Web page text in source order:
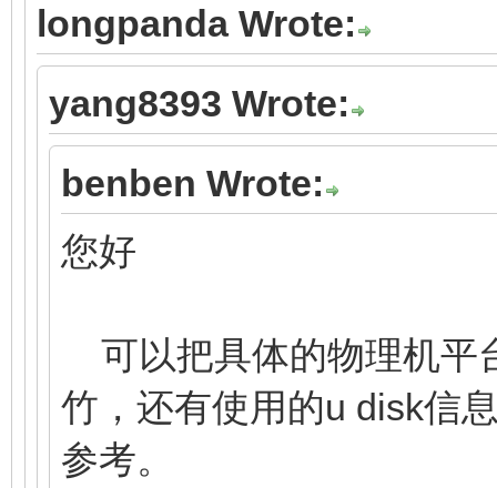
longpanda Wrote:
yang8393 Wrote:
benben Wrote:
您好
可以把具体的物理机平
竹，还有使用的u disk信
参考。